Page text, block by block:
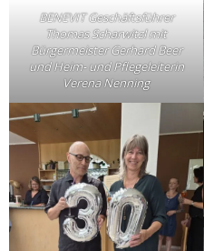
BENEVIT Geschäftsführer
Thomas Scharwitzl mit
Bürgermeister Gerhard Beer
und Heim- und Pflegeleiterin
Verena Nenning